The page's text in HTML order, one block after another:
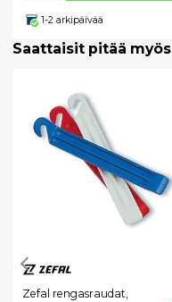
1-2 arkipäivää
Saattaisit pitää myös
Zefal rengasraudat,